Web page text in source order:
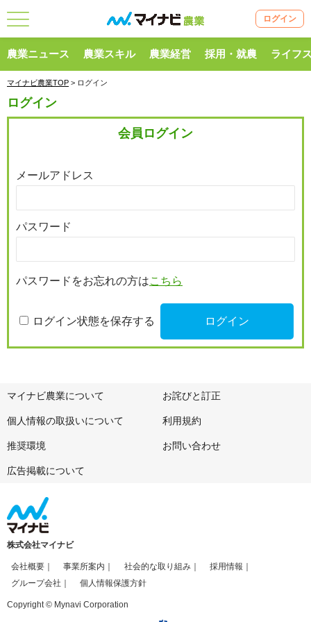
ログイン
農業ニュース 農業スキル 農業経営 採用・就農 ライフ
マイナビ農業TOP > ログイン
ログイン
会員ログイン
メールアドレス
パスワード
パスワードをお忘れの方はこちら
ログイン状態を保存する
マイナビ農業について お詫びと訂正
個人情報の取扱いについて 利用規約
推奨環境 お問い合わせ
広告掲載について
株式会社マイナビ
会社概要 事業所案内 社会的な取り組み
採用情報
グループ会社
個人情報保護方針
Copyright © Mynavi Corporation